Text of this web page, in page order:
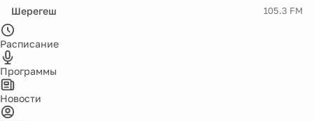
Шерегеш 105.3 FM
Расписание
Программы
Новости